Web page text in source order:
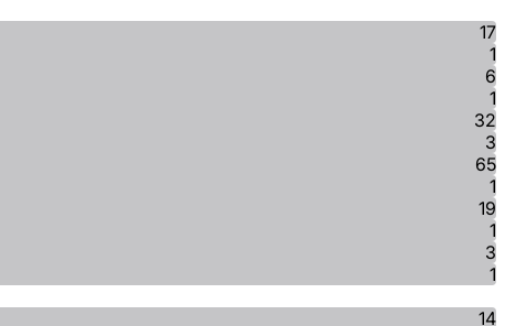
17
1
6
1
32
3
65
1
19
1
3
1
14